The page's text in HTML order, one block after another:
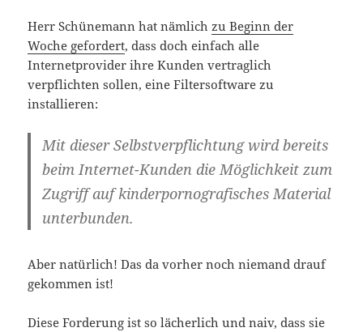
Herr Schünemann hat nämlichzu Beginn der
Woche gefordert, dass doch einfach alle
Internetprovider ihre Kunden vertraglich
verpflichten sollen, eine Filtersoftware zu
installieren:
Mit dieser Selbstverpflichtung wird bereits
beim Internet-Kunden die Möglichkeit zum
Zugriff auf kinderpornografisches Material
unterbunden.
Aber natürlich! Das da vorher noch niemand drauf
gekommen ist!
Diese Forderung ist so lächerlich und naiv, dass sie